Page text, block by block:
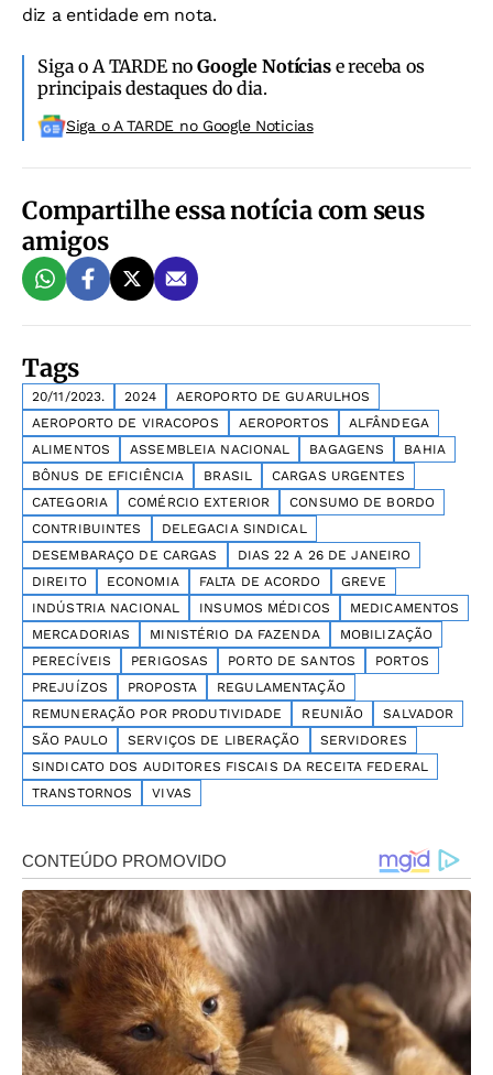
diz a entidade em nota.
Siga o A TARDE noGoogle Notíciase receba os
principais destaques do dia.
Siga o A TARDE no Google Noticias
Compartilhe essa notícia com seus
amigos
Tags
20/11/2023. 2024
AEROPORTO DE GUARULHOS
AEROPORTO DE VIRACOPOS
AEROPORTOS
ALFÂNDEGA
ALIMENTOS
ASSEMBLEIA NACIONAL BAGAGENS
BAHIA
BÔNUS DE EFICIÊNCIA
BRASIL
CARGAS URGENTES
CATEGORIA
COMÉRCIO EXTERIOR
CONSUMO DE BORDO
CONTRIBUINTES
DELEGACIA SINDICAL
DESEMBARAÇO DE CARGAS
DIAS 22 A 26 DE JANEIRO
DIREITO
ECONOMIA FALTA DE ACORDO
GREVE
INDÚSTRIA NACIONAL
INSUMOS MÉDICOS
MEDICAMENTOS
MERCADORIAS
MINISTÉRIO DA FAZENDA
MOBILIZAÇÃO
PERECÍVEIS
PERIGOSAS PORTO DE SANTOS
PORTOS
PREJUÍZOS
PROPOSTA
REGULAMENTAÇÃO
REMUNERAÇÃO POR PRODUTIVIDADE
REUNIÃO
SALVADOR
SÃO PAULO
SERVIÇOS DE LIBERAÇÃO
SERVIDORES
SINDICATO DOS AUDITORES FISCAIS DA RECEITA FEDERAL
TRANSTORNOS
VIVAS